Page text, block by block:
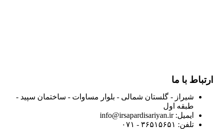
ارتباط با ما
شیراز - گلستان شمالی - بلوار مساوات - ساختمان سپید -
طبقه اول
ایمیل: info@irsapardisariyan.ir
تلفن: ۳۶۵۱۵۶۵۱ - ۰۷۱